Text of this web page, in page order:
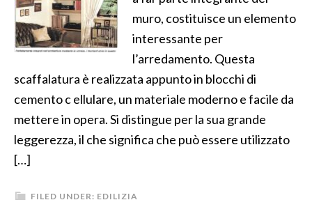
muro, costituisce un elemento
interessante per
l’arredamento. Questa
scaffalatura è realizzata appunto in blocchi di
cemento c ellulare, un materiale moderno e facile da
mettere in opera. Si distingue per la sua grande
leggerezza, il che significa che può essere utilizzato
[…]
FILED UNDER: EDILIZIA